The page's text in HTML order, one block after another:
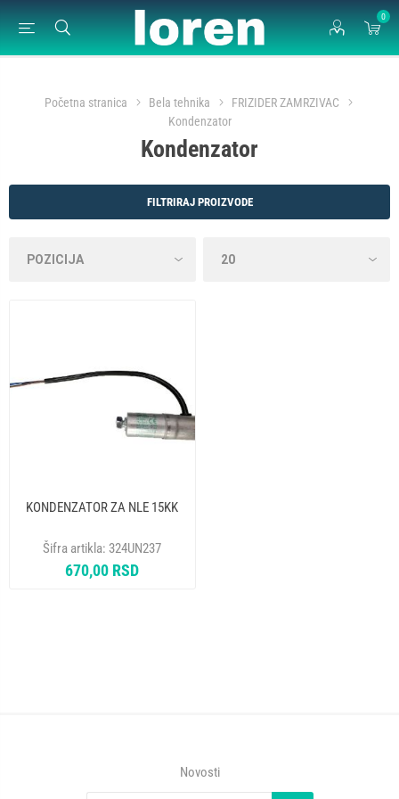
0
Početna stranica Bela tehnika
FRIZIDER ZAMRZIVAC
Kondenzator
Kondenzator
FILTRIRAJ PROIZVODE
KONDENZATOR ZA NLE 15KK
Šifra artikla: 324UN237
670,00 RSD
Novosti